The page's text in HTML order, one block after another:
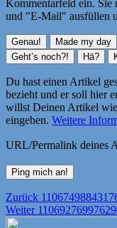
Kommentarfeld ein. Sie
und "E-Mail" ausfüllen
Du hast einen Artikel
bezieht und er soll hier
willst Deinen Artikel
eingeben. Weitere
URL/Permalink deines
Zurück Vorheriger
Beitrag:
Weiter Nächster